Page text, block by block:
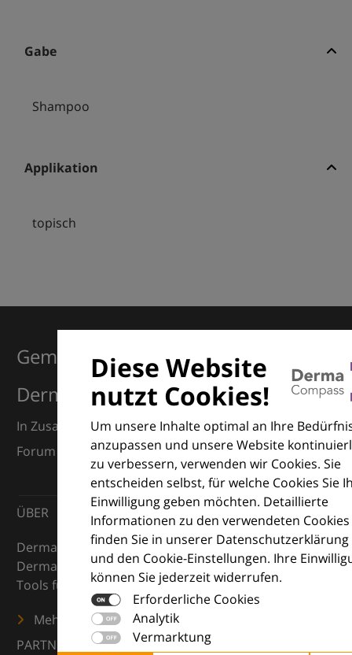
Gabe
Shampoo
Applikation
topisch
Diese Website
nutzt Cookies!
Um unsere Inhalte optimal an Ihre
anzupassen und unsere Website
zu verbessern, verwenden wir Cookies. Sie
entscheiden selbst, für welche Cookies Sie
Einwilligung geben möchten. Detaillierte
Informationen zu den verwendeten Cookies
finden Sie in unserer Datenschutzerklärung
und den Cookie-Einstellungen. Ihre
können Sie jederzeit widerrufen.
Erforderliche Cookies
Analytik
Vermarktung
Gemeinsam für Exzellenz in der
Dermatologie
In Zusammenarbeit mit dem European Dermatology
Forum (EDF) und Euroderm Excellence
ÜBER
DermaCompass ist Ihr digitaler Kompass für die
Dermatologie – mit Wissen, Bildern und praktischen
Tools für den klinischen Alltag.
Mehr erfahren
PARTNER